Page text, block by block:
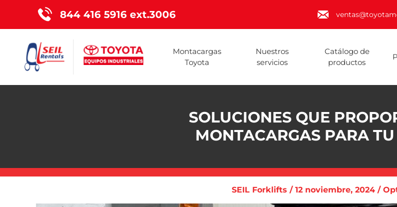
844 416 5916 ext.3006
Montacargas
Toyota
Nuestros
servicios
Catálogo de
productos
SOLUCIONES QUE
MONTACARGAS PARA
SEIL Forklifts / 12 noviembre, 2024 /